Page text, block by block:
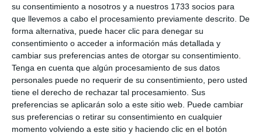
su consentimiento a nosotros y a nuestros 1733 socios para
que llevemos a cabo el procesamiento previamente descrito. De
forma alternativa, puede hacer clic para denegar su
consentimiento o acceder a información más detallada y
cambiar sus preferencias antes de otorgar su consentimiento.
Tenga en cuenta que algún procesamiento de sus datos
personales puede no requerir de su consentimiento, pero usted
tiene el derecho de rechazar tal procesamiento. Sus
preferencias se aplicarán solo a este sitio web. Puede cambiar
sus preferencias o retirar su consentimiento en cualquier
momento volviendo a este sitio y haciendo clic en el botón
ACTUALIDAD
Tiempo de pasión en Semana
Santa
ACTUALIDAD
El Club Danés de Mijas celebra
en su sede la llegada del buen
tiempo y de la primavera